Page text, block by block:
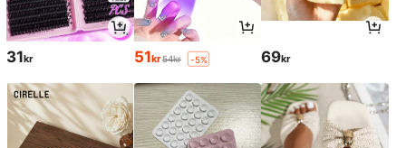
31kr 51kr54kr -5% 69kr